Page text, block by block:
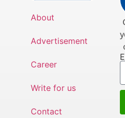
About
Advertisement
Career
Write for us
Contact